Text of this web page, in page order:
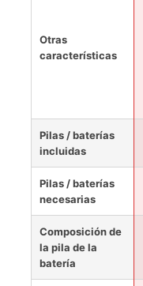
Otras
características
Pilas / baterías
incluidas
Pilas / baterías
necesarias
Composición de
la pila de la
batería